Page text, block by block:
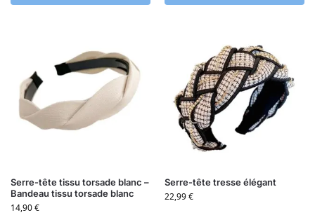
Serre-tête tissu torsade blanc –
Bandeau tissu torsade blanc
14,90€
Serre-tête tresse élégant
22,99€